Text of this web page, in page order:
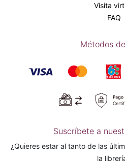
Visita
FAQ
Métodos
Suscríbete a
¿Quieres estar al tanto de las
la